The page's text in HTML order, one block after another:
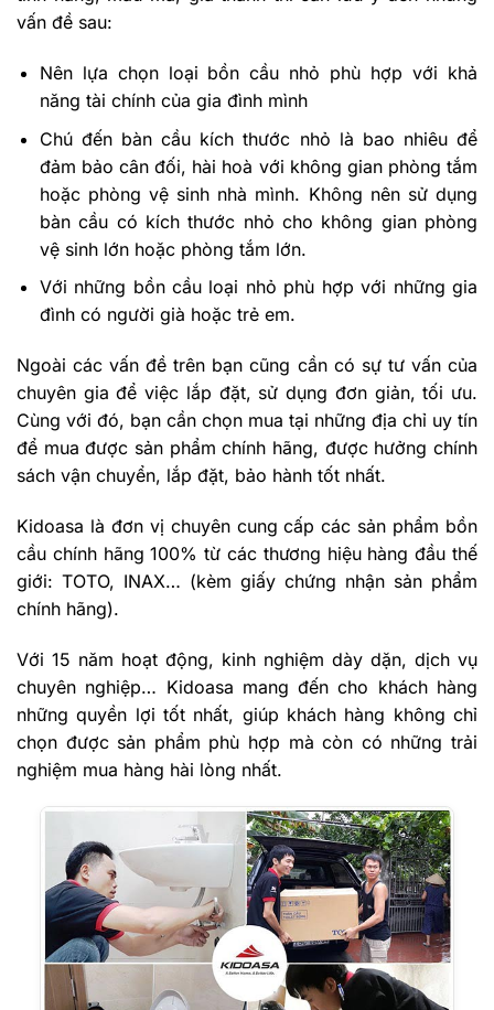
vấn đề sau:
Nên lựa chọn loại bồn cầu nhỏ phù hợp với khả
năng tài chính của gia đình mình
Chú đến bàn cầu kích thước nhỏ là bao nhiêu để
đảm bảo cân đối, hài hoà với không gian phòng tắm
hoặc phòng vệ sinh nhà mình. Không nên sử dụng
bàn cầu có kích thước nhỏ cho không gian phòng
vệ sinh lớn hoặc phòng tắm lớn.
Với những bồn cầu loại nhỏ phù hợp với những gia
đình có người già hoặc trẻ em.
Ngoài các vấn đề trên bạn cũng cần có sự tư vấn của
chuyên gia để việc lắp đặt, sử dụng đơn giản, tối ưu.
Cùng với đó, bạn cần chọn mua tại những địa chỉ uy tín
để mua được sản phẩm chính hãng, được hưởng chính
sách vận chuyển, lắp đặt, bảo hành tốt nhất.
Kidoasa là đơn vị chuyên cung cấp các sản phẩm bồn
cầu chính hãng 100% từ các thương hiệu hàng đầu thế
giới: TOTO, INAX… (kèm giấy chứng nhận sản phẩm
chính hãng).
Với 15 năm hoạt động, kinh nghiệm dày dặn, dịch vụ
chuyên nghiệp… Kidoasa mang đến cho khách hàng
những quyền lợi tốt nhất, giúp khách hàng không chỉ
chọn được sản phẩm phù hợp mà còn có những trải
nghiệm mua hàng hài lòng nhất.